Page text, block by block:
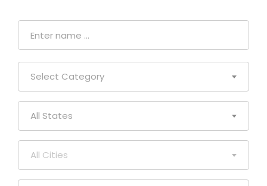
Select Category
All States
All Cities